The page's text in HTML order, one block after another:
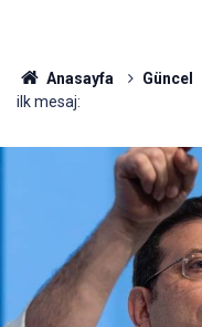
Anasayfa Güncel
ilk mesaj: